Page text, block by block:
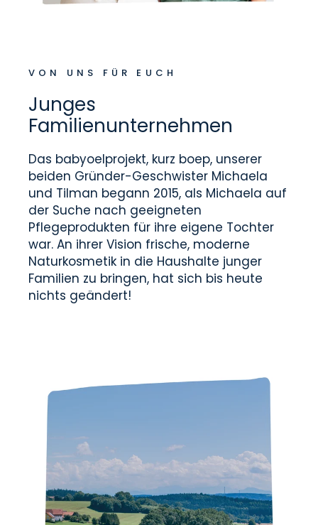
VON UNS FÜR EUCH
Junges
Familienunternehmen
Das babyoelprojekt, kurz boep, unserer
beiden Gründer-Geschwister Michaela
und Tilman begann 2015, als Michaela auf
der Suche nach geeigneten
Pflegeprodukten für ihre eigene Tochter
war. An ihrer Vision frische, moderne
Naturkosmetik in die Haushalte junger
Familien zu bringen, hat sich bis heute
nichts geändert!